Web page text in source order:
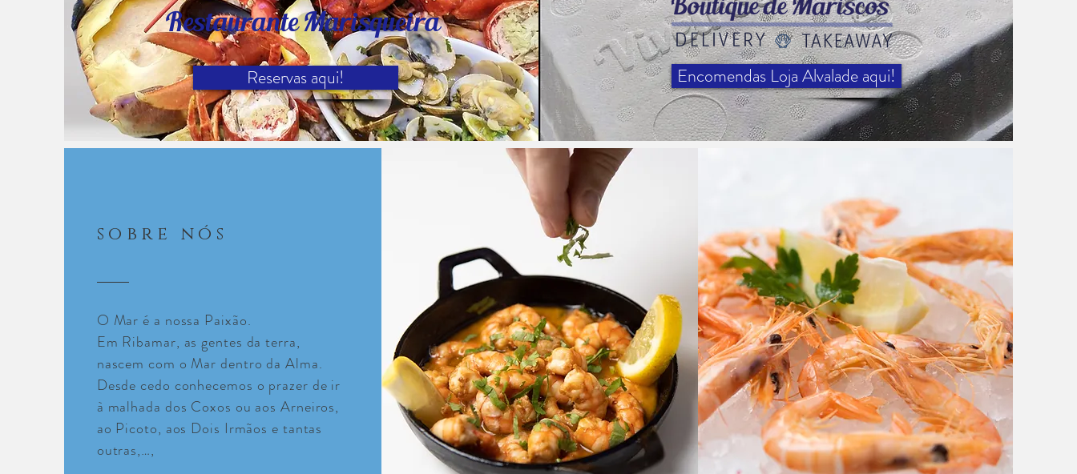
Restaurante Marisqueira
Reservas aqui! Encomendas Loja Alvalade aqui!
sobre nós
O Mar é a nossa Paixão.
Em Ribamar, as gentes da terra,
nascem com o Mar dentro da Alma.
Desde cedo conhecemos o prazer de ir
à malhada dos Coxos ou aos Arneiros,
ao Picoto, aos Dois Irmãos e tantas
outras,…,